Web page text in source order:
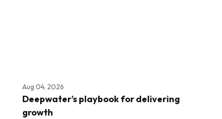
Aug 04, 2026
Deepwater’s playbook for delivering
growth